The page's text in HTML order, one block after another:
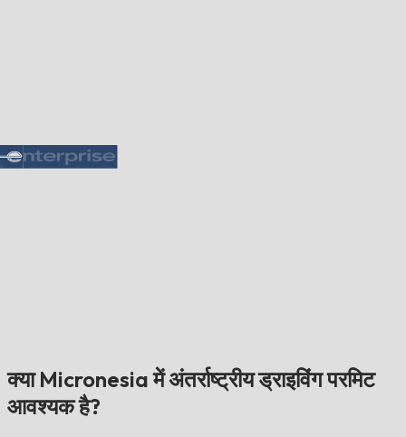
क्या Micronesia में अंतर्राष्ट्रीय ड्राइविंग परमिट
आवश्यक है?